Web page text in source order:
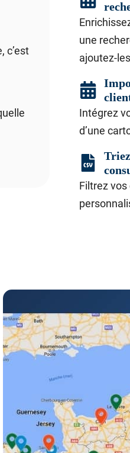
c’est
une
ajoutez-
Intégrez
d’une
Filtrez